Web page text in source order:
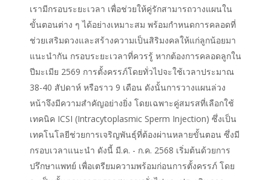
เรามีกรอบระยะเวลา เพื่อช่วยให้คู่รักสามารถวางแผนใน
ขั้นตอนต่าง ๆ ได้อย่างเหมาะสม พร้อมกำหนดการคลอดที่
ช่วยเสริมดวงและสร้างความเป็นสิริมงคลให้แก่ลูกน้อยมา
แนะนำกัน กรอบระยะเวลาที่ควรรู้ หากต้องการคลอดลูกใน
ปีมะเมีย 2569 การตั้งครรภ์โดยทั่วไปจะใช้เวลาประมาณ
38-40 สัปดาห์ หรือราว 9 เดือน ดังนั้นการวางแผนล่วง
หน้าจึงมีความสำคัญอย่างยิ่ง โดยเฉพาะคู่สมรสที่เลือกใช้
เทคนิค ICSI (Intracytoplasmic Sperm Injection) ซึ่งเป็น
เทคโนโลยีช่วยการเจริญพันธุ์ที่ต้องผ่านหลายขั้นตอน ซึ่งมี
กรอบเวลาแนะนำ ดังนี้ มี.ค. - ก.ค. 2568 เริ่มต้นด้วยการ
ปรึกษาแพทย์ เพื่อเตรียมความพร้อมก่อนการตั้งครรภ์ โดย